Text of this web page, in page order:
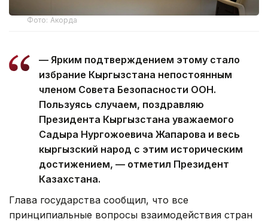
Фото: Акорда
— Ярким подтверждением этому стало
избрание Кыргызстана непостоянным
членом Совета Безопасности ООН.
Пользуясь случаем, поздравляю
Президента Кыргызстана уважаемого
Садыра Нургожоевича Жапарова и весь
кыргызский народ с этим историческим
достижением, — отметил Президент
Казахстана.
Глава государства сообщил, что все
принципиальные вопросы взаимодействия стран